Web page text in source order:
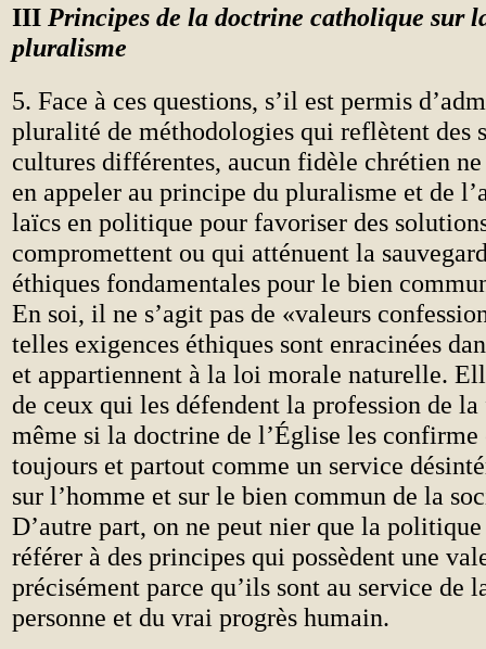
III Principes de la doctrine catholique sur
pluralisme
5. Face à ces questions, s’il est permis
pluralité de méthodologies qui reflètent des
cultures différentes, aucun fidèle chrétien
en appeler au principe du pluralisme et de
laïcs en politique pour favoriser des
compromettent ou qui atténuent la
éthiques fondamentales pour le bien
En soi, il ne s’agit pas de «valeurs
telles exigences éthiques sont enracinées
et appartiennent à la loi morale naturelle.
de ceux qui les défendent la profession de
même si la doctrine de l’Église les confirme
toujours et partout comme un service
sur l’homme et sur le bien commun de la
D’autre part, on ne peut nier que la
référer à des principes qui possèdent une
précisément parce qu’ils sont au service de
personne et du vrai progrès humain.